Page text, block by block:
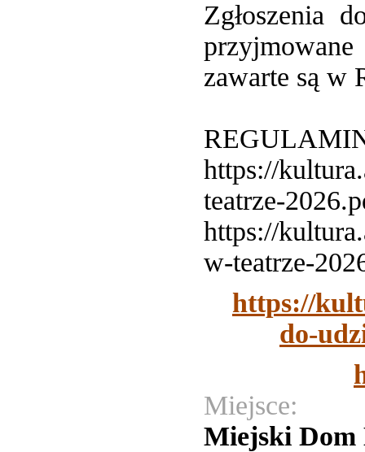
Zgłoszenia
przyjmowane
zawarte są w
https://
teatrze-
https://
w-teatrze-
https://
do-
Miejsce:
Miejski Dom